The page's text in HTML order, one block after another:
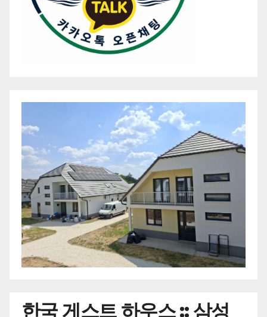
한국 게스트 하우스 :: 삼성